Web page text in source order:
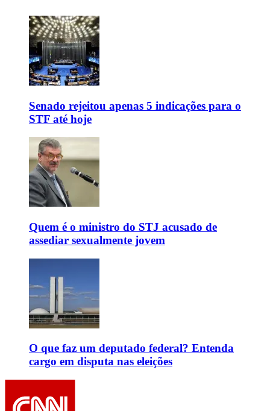
Senado rejeitou apenas 5 indicações para o
STF até hoje
Quem é o ministro do STJ acusado de
assediar sexualmente jovem
O que faz um deputado federal? Entenda
cargo em disputa nas eleições